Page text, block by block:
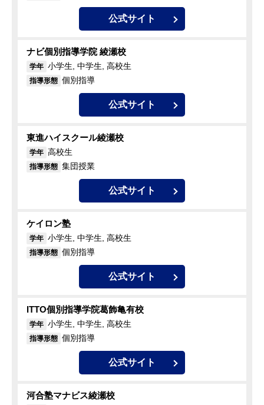
公式サイト
ナビ個別指導学院 綾瀬校
学年 小学生, 中学生, 高校生
指導形態 個別指導
公式サイト
東進ハイスクール綾瀬校
学年 高校生
指導形態 集団授業
公式サイト
ケイロン塾
学年 小学生, 中学生, 高校生
指導形態 個別指導
公式サイト
ITTO個別指導学院葛飾亀有校
学年 小学生, 中学生, 高校生
指導形態 個別指導
公式サイト
河合塾マナビス綾瀬校